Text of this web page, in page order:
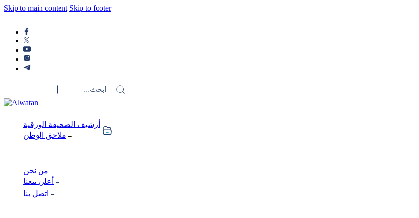
Skip to main content Skip to footer
أرشيف الصحيفة الورقية
ملاحق الوطن
من نحن
أعلن معنا
اتصل بنا